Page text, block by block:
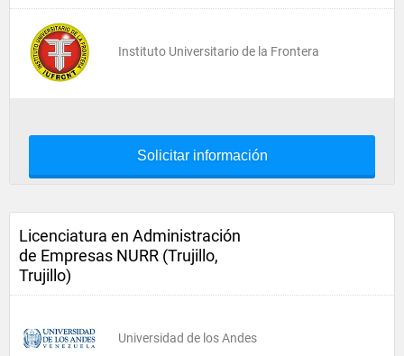
Instituto Universitario de la Frontera
Solicitar información
Licenciatura en Administración
de Empresas NURR (Trujillo,
Trujillo)
Universidad de los Andes